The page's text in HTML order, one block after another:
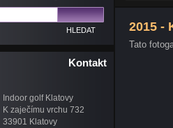
Kontakt
Indoor golf Klatovy
K zaječímu vrchu 732
33901 Klatovy
2015 -
Tato